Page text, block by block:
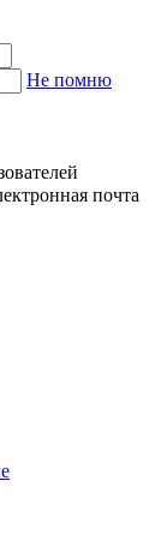
Не помню
почта